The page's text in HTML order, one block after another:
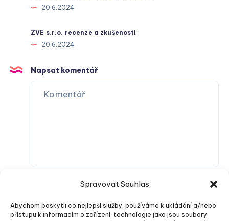
Spravovat Souhlas
Abychom poskytli co nejlepší služby, používáme k ukládání a/nebo
přístupu k informacím o zařízení, technologie jako jsou soubory
20.6.2024
ZVE s.r.o. recenze a zkušenosti
20.6.2024
Napsat komentář